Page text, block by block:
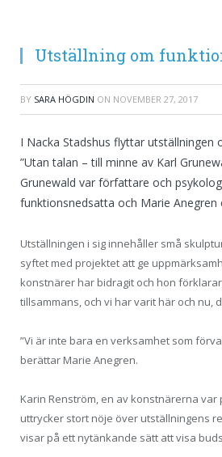
Utställning om
BY SARA HÖGDIN ON NOVEMBER 27, 2017
I Nacka Stadshus flyttar
”Utan talan – till minne av Karl
Grunewald var författare och
funktionsnedsatta och Marie Anegren
Utställningen i sig innehåller små
syftet med projektet att ge
konstnärer har bidragit och hon
tillsammans, och vi har varit här och nu,
”Vi är inte bara en verksamhet som
berättar Marie Anegren.
Karin Renström, en av konstnärerna var
uttrycker stort nöje över utställningens
visar på ett nytänkande sätt att visa